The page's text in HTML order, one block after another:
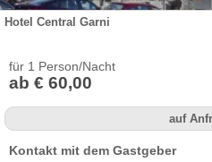
Hotel Central Garni
für 1 Person/Nacht
ab € 60,00
auf
Kontakt mit dem Gastgeber